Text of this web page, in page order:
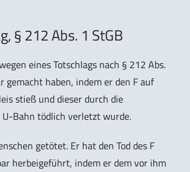
§ 212 Abs. 1 StGB
eines Totschlags nach § 212 Abs.
gemacht haben, indem er den F auf
stieß und dieser durch die
U-Bahn tödlich verletzt wurde.
getötet. Er hat den Tod des F
herbeigeführt, indem er dem vor ihm